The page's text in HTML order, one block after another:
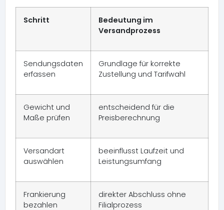
Schritt
Bedeutung im
Versandprozess
Sendungsdaten
erfassen
Grundlage für korrekte
Zustellung und Tarifwahl
Gewicht und
Maße prüfen
entscheidend für die
Preisberechnung
Versandart
auswählen
beeinflusst Laufzeit und
Leistungsumfang
Frankierung
bezahlen
direkter Abschluss ohne
Filialprozess